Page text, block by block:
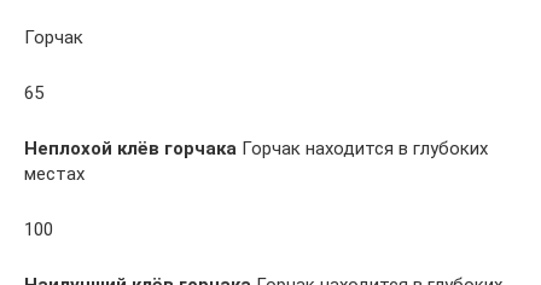
Горчак
65
Неплохой клёв горчака Горчак находится в глубоких
местах
100